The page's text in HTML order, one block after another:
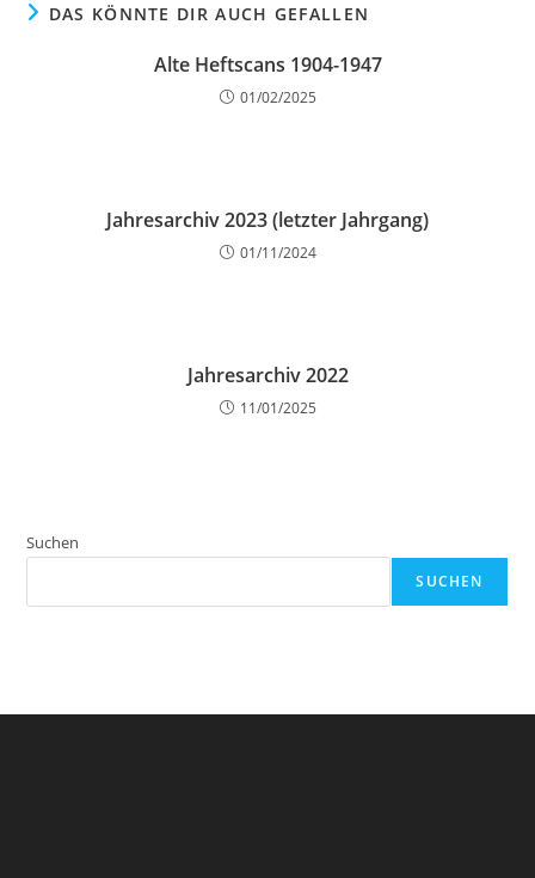
DAS KÖNNTE DIR AUCH GEFALLEN
Alte Heftscans 1904-1947
01/02/2025
Jahresarchiv 2023 (letzter Jahrgang)
01/11/2024
Jahresarchiv 2022
11/01/2025
Suchen
SUCHEN